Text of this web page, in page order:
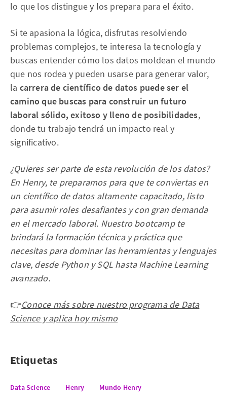
lo que los distingue y los prepara para el éxito.
Si te apasiona la lógica, disfrutas resolviendo
problemas complejos, te interesa la tecnología y
buscas entender cómo los datos moldean el mundo
que nos rodea y pueden usarse para generar valor,
la carrera de científico de datos puede ser el
camino que buscas para construir un futuro
laboral sólido, exitoso y lleno de posibilidades,
donde tu trabajo tendrá un impacto real y
significativo.
¿Quieres ser parte de esta revolución de los datos?
En Henry, te preparamos para que te conviertas en
un científico de datos altamente capacitado, listo
para asumir roles desafiantes y con gran demanda
en el mercado laboral. Nuestro bootcamp te
brindará la formación técnica y práctica que
necesitas para dominar las herramientas y lenguajes
clave, desde Python y SQL hasta Machine Learning
avanzado.
👉Conoce más sobre nuestro programa de Data
Science y aplica hoy mismo
Etiquetas
Data Science Henry Mundo Henry